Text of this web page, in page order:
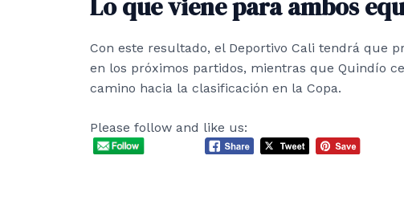
Lo que viene para ambos
Con este resultado, el Deportivo Cali tendrá que
en los próximos partidos, mientras que Quindío
camino hacia la clasificación en la Copa.
Please follow and like us: